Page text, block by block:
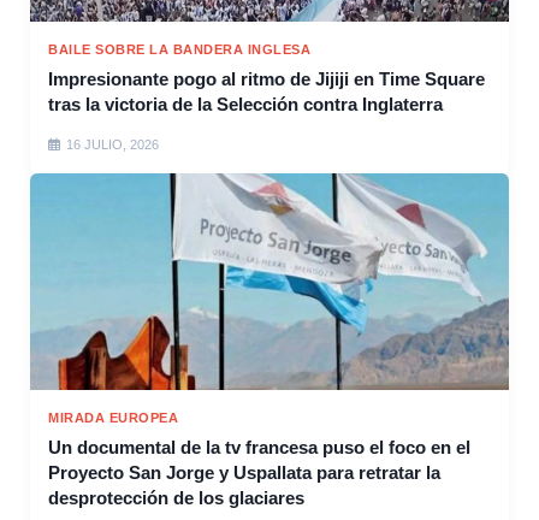
BAILE SOBRE LA BANDERA INGLESA
Impresionante pogo al ritmo de Jijiji en Time Square
tras la victoria de la Selección contra Inglaterra
16 JULIO, 2026
MIRADA EUROPEA
Un documental de la tv francesa puso el foco en el
Proyecto San Jorge y Uspallata para retratar la
desprotección de los glaciares